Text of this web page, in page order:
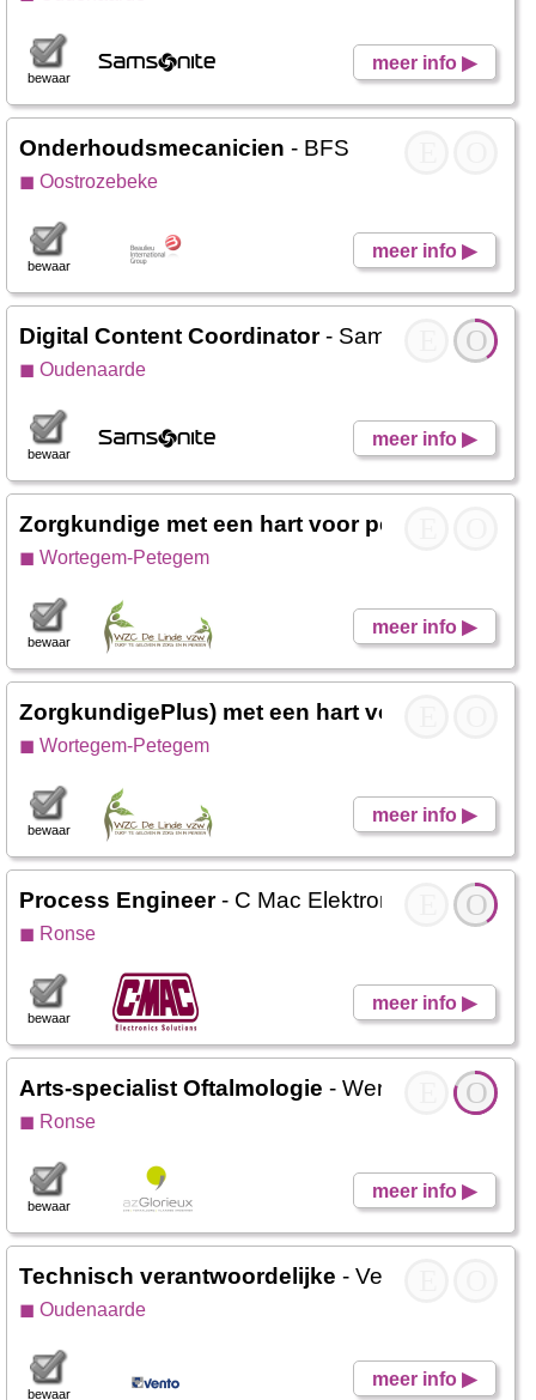
meer info ▶
bewaar
Onderhoudsmecanicien - BFS
◼ Oostrozebeke
meer info ▶
bewaar
O
Digital Content Coordinator- Samsonite
◼ Oudenaarde
meer info ▶
bewaar
Zorgkundige met een hart voor personen met
◼ Wortegem-Petegem
meer info ▶
bewaar
ZorgkundigePlus) met een hart voor ouderen
◼ Wortegem-Petegem
meer info ▶
bewaar
O
Process Engineer- C Mac Elektromag
◼ Ronse
meer info ▶
bewaar
O
Arts-specialist Oftalmologie - Werken Glorieux
◼ Ronse
meer info ▶
bewaar
Technisch verantwoordelijke - Vento
◼ Oudenaarde
meer info ▶
bewaar